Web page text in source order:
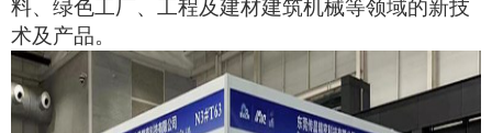
料、绿色工厂、工程及建材建筑机械等领域的新技
术及产品。